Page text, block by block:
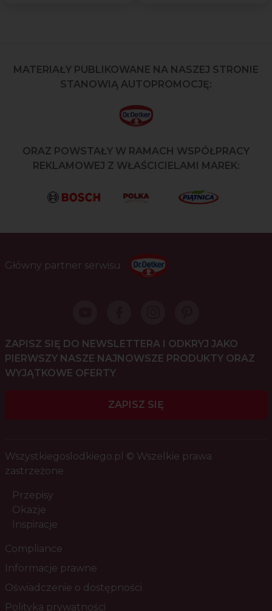
MATERIAŁY PUBLIKOWANE NA NASZEJ STRONIE
STANOWIĄ AUTOPROMOCJĘ:
ORAZ POWSTAŁY W RAMACH WSPÓŁPRACY
REKLAMOWEJ Z WŁAŚCICIELAMI MAREK:
Główny partner serwisu
ZAPISZ SIĘ DO NEWSLETTERA I ODKRYJ JAKO
PIERWSZY NASZE NAJNOWSZE PRODUKTY ORAZ
WYJĄTKOWE OFERTY
ZAPISZ SIĘ
Wszystkiegoslodkiego.pl © Wszelkie prawa
zastrzeżone
Przepisy
Okazje
Inspiracje
Compliance
Informacje prawne
Oświadczenie o dostępności
Polityka prywatności